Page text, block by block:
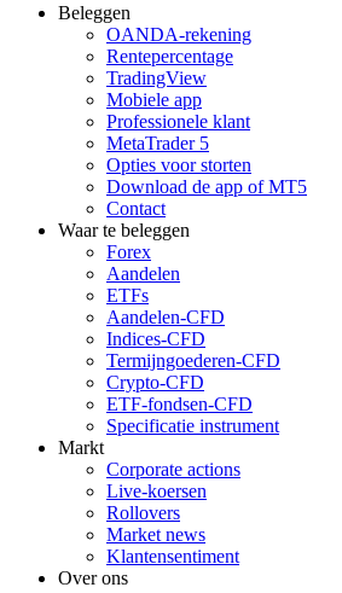
Beleggen
OANDA-rekening
Rentepercentage
TradingView
Mobiele app
Professionele klant
MetaTrader 5
Opties voor storten
Download de app of MT5
Contact
Waar te beleggen
Forex
Aandelen
ETFs
Aandelen-CFD
Indices-CFD
Termijngoederen-CFD
Crypto-CFD
ETF-fondsen-CFD
Specificatie instrument
Markt
Corporate actions
Live-koersen
Rollovers
Market news
Klantensentiment
Over ons